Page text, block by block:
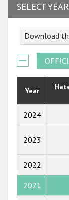
SELECT YEAR
Download
Year
2024
2023
2022
2021